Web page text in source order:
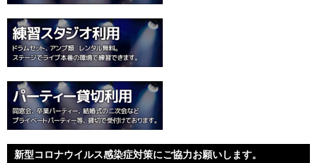
新型コロナウイルス感染症対策にご協力お願いします。